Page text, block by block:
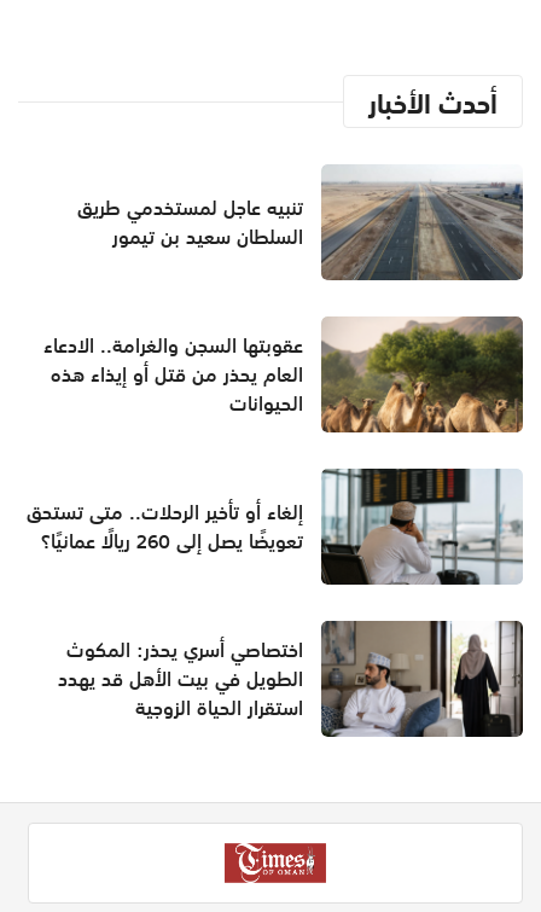
أحدث الأخبار
تنبيه عاجل لمستخدمي طريق
السلطان سعيد بن تيمور
عقوبتها السجن والغرامة.. الادعاء
العام يحذر من قتل أو إيذاء هذه
الحيوانات
إلغاء أو تأخير الرحلات.. متى تستحق
تعويضًا يصل إلى 260 ريالًا عمانيًا؟
اختصاصي أسري يحذر: المكوث
الطويل في بيت الأهل قد يهدد
استقرار الحياة الزوجية